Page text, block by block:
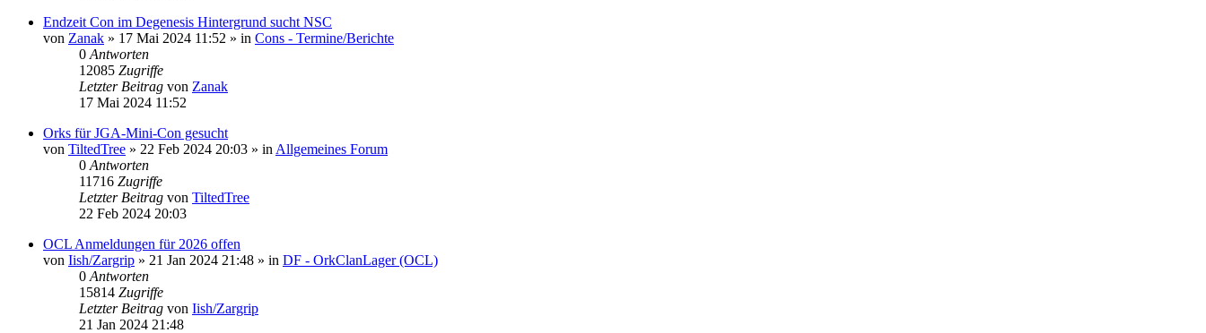
Endzeit Con im Degenesis Hintergrund sucht NSC
von Zanak » 17 Mai 2024 11:52 » in Cons - Termine/Berichte
0 Antworten
12085 Zugriffe
Letzter Beitrag von Zanak
17 Mai 2024 11:52
Orks für JGA-Mini-Con gesucht
von TiltedTree » 22 Feb 2024 20:03 » in Allgemeines Forum
0 Antworten
11716 Zugriffe
Letzter Beitrag von TiltedTree
22 Feb 2024 20:03
OCL Anmeldungen für 2026 offen
von Iish/Zargrip » 21 Jan 2024 21:48 » in DF - OrkClanLager (OCL)
0 Antworten
15814 Zugriffe
Letzter Beitrag von Iish/Zargrip
21 Jan 2024 21:48